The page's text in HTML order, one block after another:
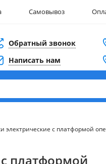
Самовывоз
Обратный звонок
Написать нам
электрические с платформой
с платформой